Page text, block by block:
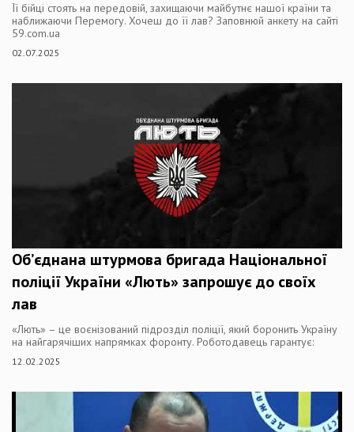
Її бійці стоять на передовій, захищаючи майбутнє нашої країни та
наближаючи Перемогу. Хочеш до її лав? Заповнюй анкету на сайті
59.com.ua
02.07.2025
Об’єднана штурмова бригада Національної
поліції України «Лють» запрошує до своїх
лав
«Лють» – це воєнізований підрозділ поліції, який боронить Україну
на найгарячіших напрямках форонту. Роботодавець гарантує:
12.02.2025